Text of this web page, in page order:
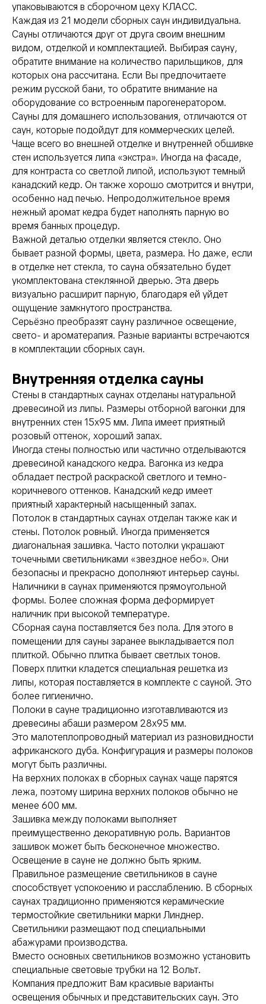
упаковываются в сборочном цеху КЛАСС.
Каждая из 21 модели сборных саун индивидуальна.
Сауны отличаются друг от друга своим внешним
видом, отделкой и комплектацией. Выбирая сауну,
обратите внимание на количество парильщиков, для
которых она рассчитана. Если Вы предпочитаете
режим русской бани, то обратите внимание на
оборудование со встроенным парогенератором.
Сауны для домашнего использования, отличаются от
саун, которые подойдут для коммерческих целей.
Чаще всего во внешней отделке и внутренней обшивке
стен используется липа «экстра». Иногда на фасаде,
для контраста со светлой липой, используют темный
канадский кедр. Он также хорошо смотрится и внутри,
особенно над печью. Непродолжительное время
нежный аромат кедра будет наполнять парную во
время банных процедур.
Важной деталью отделки является стекло. Оно
бывает разной формы, цвета, размера. Но даже, если
в отделке нет стекла, то сауна обязательно будет
укомплектована стеклянной дверью. Эта дверь
визуально расширит парную, благодаря ей уйдет
ощущение замкнутого пространства.
Серьёзно преобразят сауну различное освещение,
свето- и ароматерапия. Разные варианты встречаются
в комплектации сборных саун.
Внутренняя отделка сауны
Стены в стандартных саунах отделаны натуральной
древесиной из липы. Размеры отборной вагонки для
внутренних стен 15х95 мм. Липа имеет приятный
розовый оттенок, хороший запах.
Иногда стены полностью или частично отделываются
древесиной канадского кедра. Вагонка из кедра
обладает пестрой раскраской светлого и темно-
коричневого оттенков. Канадский кедр имеет
приятный характерный насыщенный запах.
Потолок в стандартных саунах отделан также как и
стены. Потолок ровный. Иногда применяется
диагональная зашивка. Часто потолки украшают
точечными светильниками «звездное небо». Они
безопасны и прекрасно дополняют интерьер сауны.
Наличники в саунах применяются прямоугольной
формы. Более сложная форма деформирует
наличник при высокой температуре.
Сборная сауна поставляется без пола. Для этого в
помещении для сауны заранее выкладывается пол
плиткой. Обычно плитка бывает светлых тонов.
Поверх плитки кладется специальная решетка из
липы, которая поставляется в комплекте с сауной. Это
более гигиенично.
Полоки в сауне традиционно изготавливаются из
древесины абаши размером 28х95 мм.
Это малотеплопроводный материал из разновидности
африканского дуба. Конфигурация и размеры полоков
могут быть различны.
На верхних полоках в сборных саунах чаще парятся
лежа, поэтому ширина верхних полоков обычно не
менее 600 мм.
Зашивка между полоками выполняет
преимущественно декоративную роль. Вариантов
зашивок может быть бесконечное множество.
Освещение в сауне не должно быть ярким.
Правильное размещение светильников в сауне
способствует успокоению и расслаблению. В сборных
саунах традиционно применяются керамические
термостойкие светильники марки Линднер.
Светильники размещают под специальными
абажурами производства.
Вместо основных светильников возможно установить
специальные световые трубки на 12 Вольт.
Компания предложит Вам красивые варианты
освещения обычных и представительских саун. Это